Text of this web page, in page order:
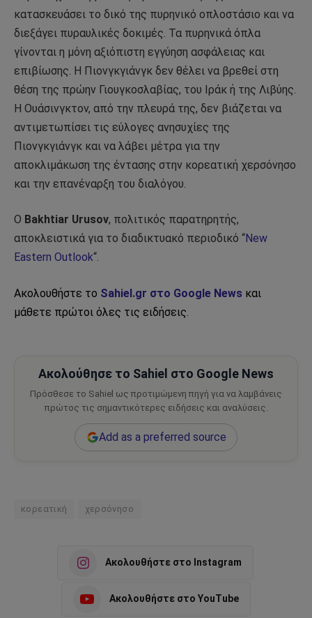
κατασκευάσει το δικό της πυρηνικό οπλοστάσιο και να
διεξάγει πυραυλικές δοκιμές. Τα πυρηνικά όπλα
γίνονται η μόνη αξιόπιστη εγγύηση ασφάλειας και
επιβίωσης. Η Πιονγκγιάνγκ δεν θέλει να βρεθεί στη
θέση της πρώην Γιουγκοσλαβίας, του Ιράκ ή της Λιβύης.
Η Ουάσινγκτον, από την πλευρά της, δεν βιάζεται να
αντιμετωπίσει τις εύλογες ανησυχίες της
Πιονγκγιάνγκ και να λάβει μέτρα για την
αποκλιμάκωση της έντασης στην κορεατική χερσόνησο
και την επανέναρξη του διαλόγου.
Ο Bakhtiar Urusov, πολιτικός παρατηρητής,
αποκλειστικά για το διαδικτυακό περιοδικό “New
Eastern Outlook“.
Ακολουθήστε το Sahiel.gr στο Google News και
μάθετε πρώτοι όλες τις ειδήσεις.
Ακολούθησε το Sahiel στο Google News
Πρόσθεσε το Sahiel ως προτιμώμενη πηγή για να λαμβάνεις
πρώτος τις σημαντικότερες ειδήσεις και αναλύσεις.
Add as a preferred source
κορεατική χερσόνησο
Ακολουθήστε στο Instagram
Ακολουθήστε στο YouTube